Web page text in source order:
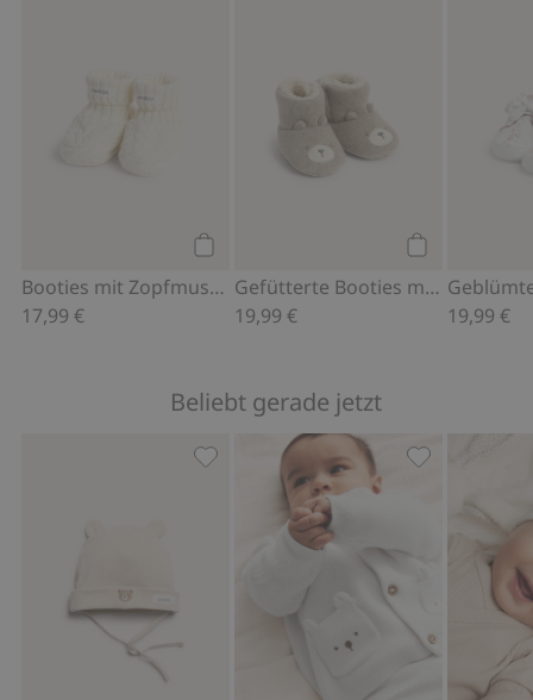
Booties mit Zopfmuster
17,99 €
Gefütterte Booties mit Teddybären
19,99 €
19,99 €
Beliebt gerade jetzt
Mütze mit Bändern und Ohren, Zu